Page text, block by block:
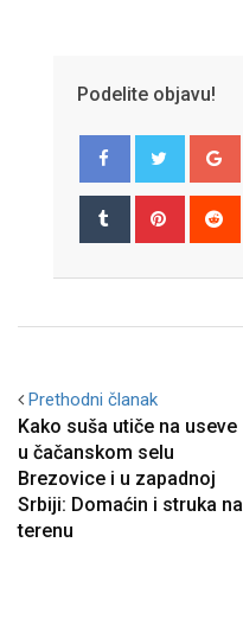
Podelite objavu!
Tumblr Pinterest
Prethodni članak
Kako suša utiče na useve
u čačanskom selu
Brezovice i u zapadnoj
Srbiji: Domaćin i struka na
terenu